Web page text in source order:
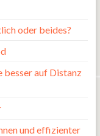
oder beides?
besser auf Distanz
und effizienter